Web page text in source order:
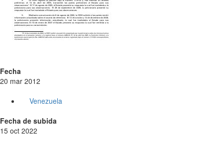
Fecha
20 mar 2012
Venezuela
Fecha de subida
15 oct 2022